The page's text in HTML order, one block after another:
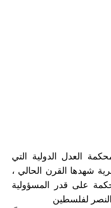
العدل الدولية التي
مذبحة بشرية شهدها القرن الحالي ،
على قدر المسؤولية
النصر لفلسطين